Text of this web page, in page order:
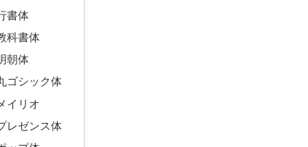
書体
科書体
朝体
ゴシック体
イリオ
レゼンス体